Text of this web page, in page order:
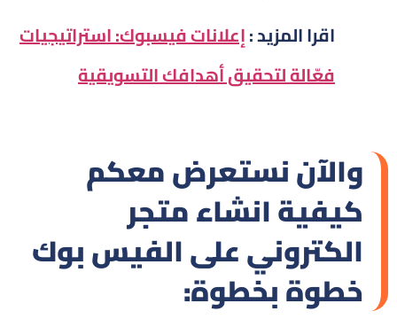
اقرا المزيد :إعلانات فيسبوك: استراتيجيات
فعّالة لتحقيق أهدافك التسويقية
والآن نستعرض معكم
كيفية انشاء متجر
الكتروني على الفيس بوك
خطوة بخطوة: